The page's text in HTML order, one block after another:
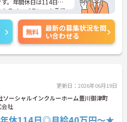
。年間休日は114日以
ライフバランスを重視
産後・育児休暇制度も
働ける環境が整ってい
強会受講支援制度など
もできます。チームを
押しすることにやりが
意欲的な方にぴったり
は詳細等をお伝えしま
無料
最新の募集状況を問
い合わせる
更新日：2026年06月19日
ーシャルインクルーホーム豊川御津町
会社